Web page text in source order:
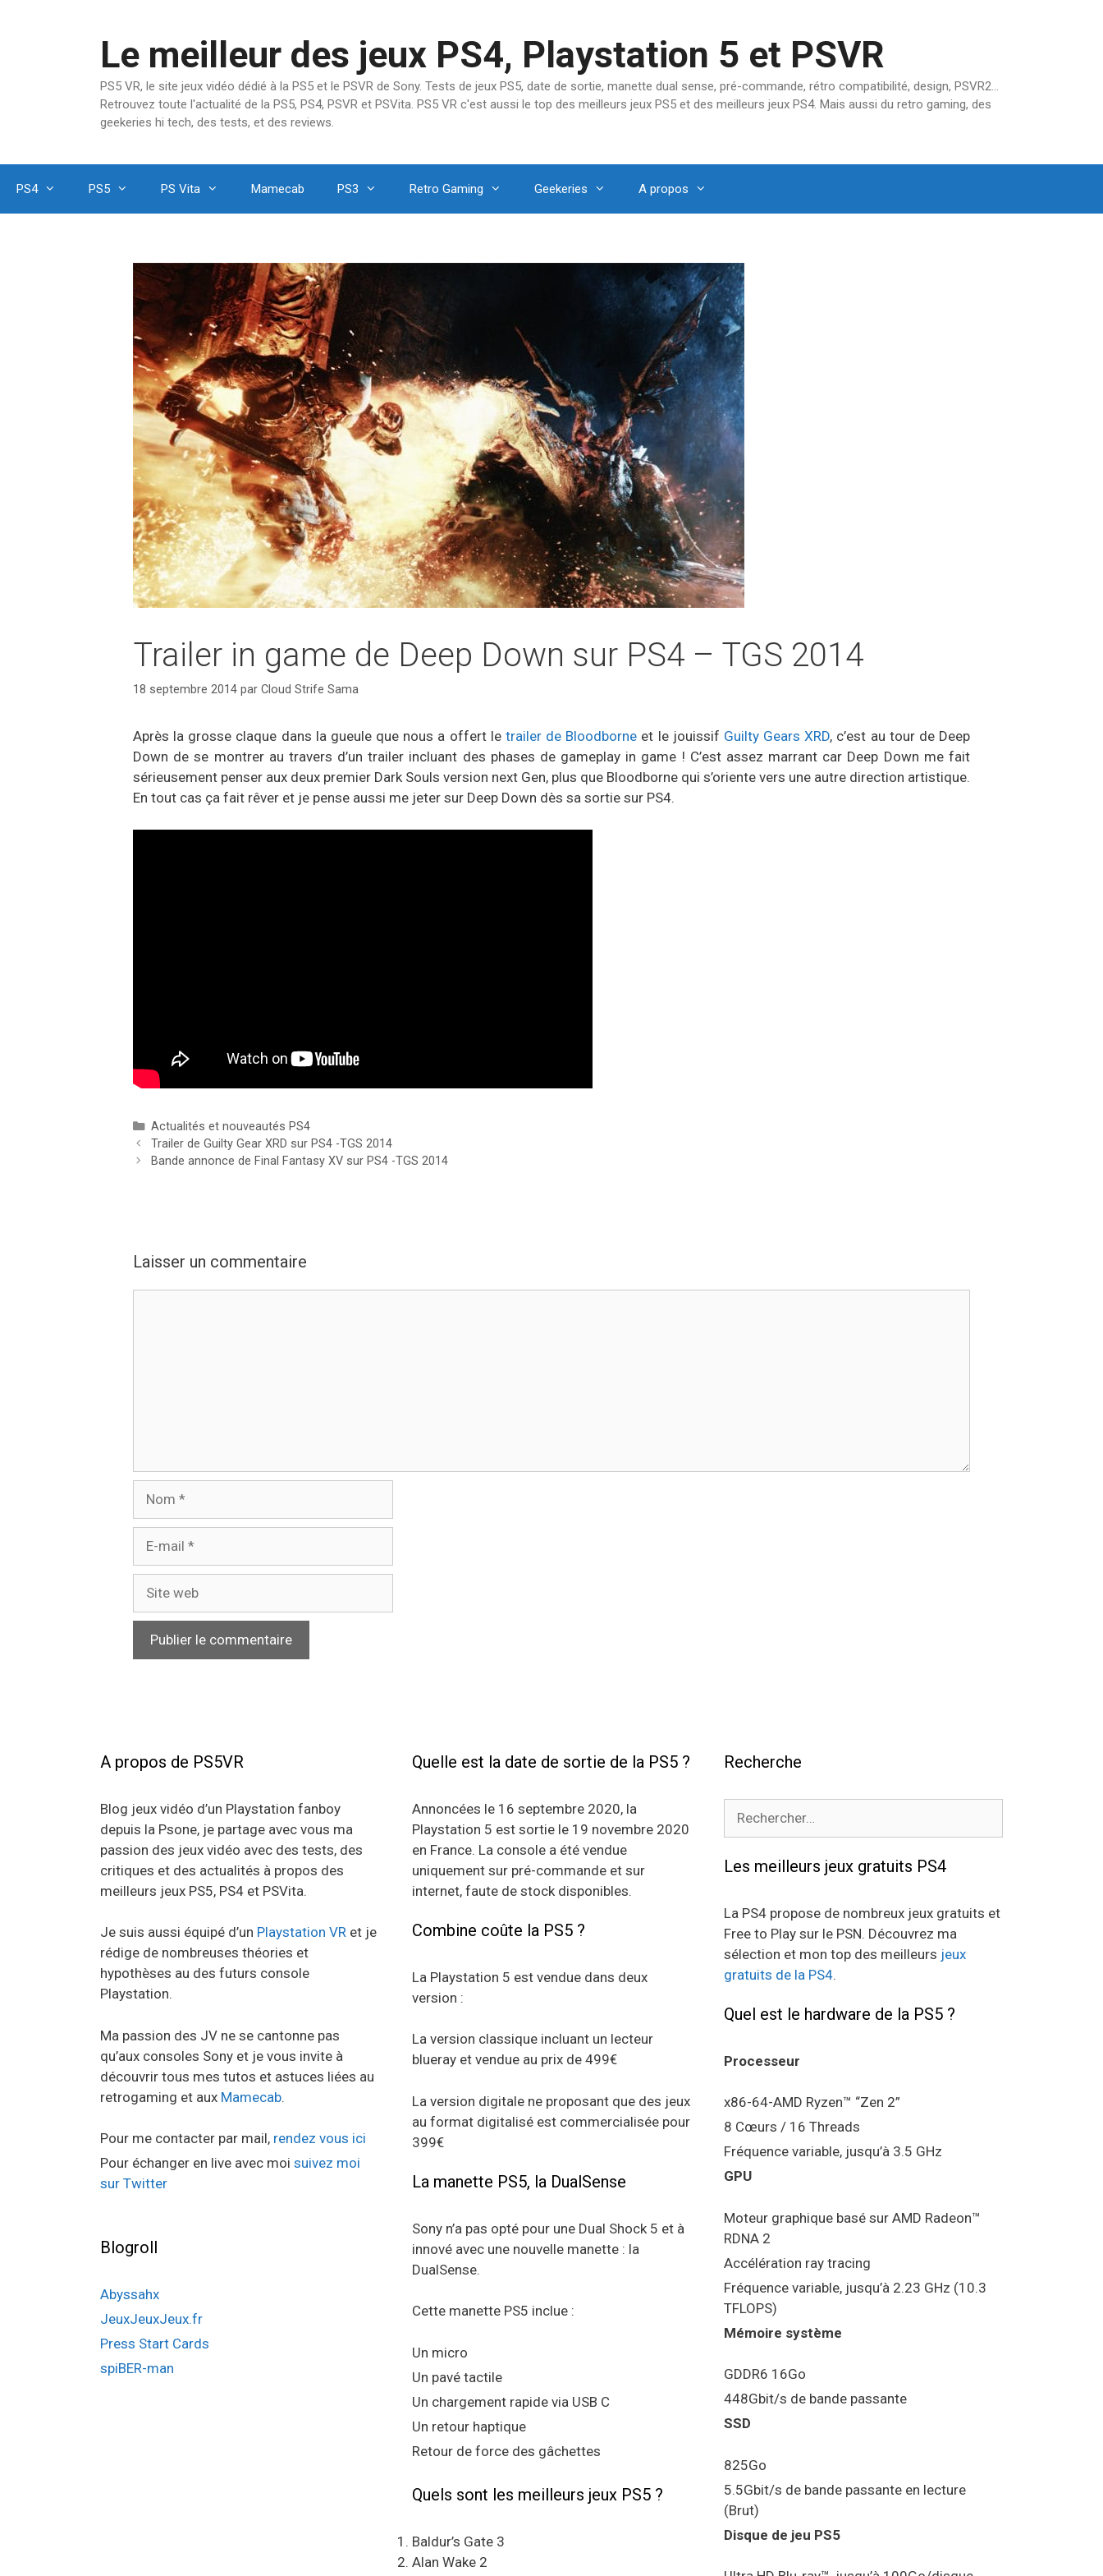
Le meilleur des jeux PS4, Playstation 5 et PSVR
PS5 VR, le site jeux vidéo dédié à la PS5 et le PSVR de Sony. Tests de jeux PS5, date de sortie, manette dual sense, pré-commande, rétro compatibilité, design, PSVR2…
Retrouvez toute l'actualité de la PS5, PS4, PSVR et PSVita. PS5 VR c'est aussi le top des meilleurs jeux PS5 et des meilleurs jeux PS4. Mais aussi du retro gaming, des
geekeries hi tech, des tests, et des reviews.
PS4 PS5 PS Vita Mamecab PS3 Retro Gaming Geekeries A propos
Trailer in game de Deep Down sur PS4 – TGS 2014
18 septembre 2014 par Cloud Strife Sama
Après la grosse claque dans la gueule que nous a offert le trailer de Bloodborne et le jouissif Guilty Gears XRD, c’est au tour de Deep
Down de se montrer au travers d’un trailer incluant des phases de gameplay in game ! C’est assez marrant car Deep Down me fait
sérieusement penser aux deux premier Dark Souls version next Gen, plus que Bloodborne qui s’oriente vers une autre direction artistique.
En tout cas ça fait rêver et je pense aussi me jeter sur Deep Down dès sa sortie sur PS4.
Catégories
Actualités et nouveautés PS4
Trailer de Guilty Gear XRD sur PS4 -TGS 2014
Bande annonce de Final Fantasy XV sur PS4 -TGS 2014
Laisser un commentaire
mail
web
A propos de PS5VR
Blog jeux vidéo d’un Playstation fanboy
depuis la Psone, je partage avec vous ma
passion des jeux vidéo avec des tests, des
critiques et des actualités à propos des
meilleurs jeux PS5, PS4 et PSVita.
Je suis aussi équipé d’un Playstation VR et je
rédige de nombreuses théories et
hypothèses au des futurs console
Playstation.
Ma passion des JV ne se cantonne pas
qu’aux consoles Sony et je vous invite à
découvrir tous mes tutos et astuces liées au
retrogaming et aux Mamecab.
Pour me contacter par mail, rendez vous ici
Pour échanger en live avec moi suivez moi
sur Twitter
Blogroll
Abyssahx
JeuxJeuxJeux.fr
Press Start Cards
spiBER-man
Quelle est la date de sortie de la PS5 ?
Annoncées le 16 septembre 2020, la
Playstation 5 est sortie le 19 novembre 2020
en France. La console a été vendue
uniquement sur pré-commande et sur
internet, faute de stock disponibles.
Combine coûte la PS5 ?
La Playstation 5 est vendue dans deux
version :
La version classique incluant un lecteur
blueray et vendue au prix de 499€
La version digitale ne proposant que des jeux
au format digitalisé est commercialisée pour
399€
La manette PS5, la DualSense
Sony n’a pas opté pour une Dual Shock 5 et à
innové avec une nouvelle manette : la
DualSense.
Cette manette PS5 inclue :
Un micro
Un pavé tactile
Un chargement rapide via USB C
Un retour haptique
Retour de force des gâchettes
Quels sont les meilleurs jeux PS5 ?
Baldur’s Gate 3
Alan Wake 2
Recherche
Les meilleurs jeux gratuits PS4
La PS4 propose de nombreux jeux gratuits et
Free to Play sur le PSN. Découvrez ma
sélection et mon top des meilleurs jeux
gratuits de la PS4.
Quel est le hardware de la PS5 ?
Processeur
x86-64-AMD Ryzen™ “Zen 2”
8 Cœurs / 16 Threads
Fréquence variable, jusqu’à 3.5 GHz
GPU
Moteur graphique basé sur AMD Radeon™
RDNA 2
Accélération ray tracing
Fréquence variable, jusqu’à 2.23 GHz (10.3
TFLOPS)
Mémoire système
GDDR6 16Go
448Gbit/s de bande passante
SSD
825Go
5.5Gbit/s de bande passante en lecture
(Brut)
Disque de jeu PS5